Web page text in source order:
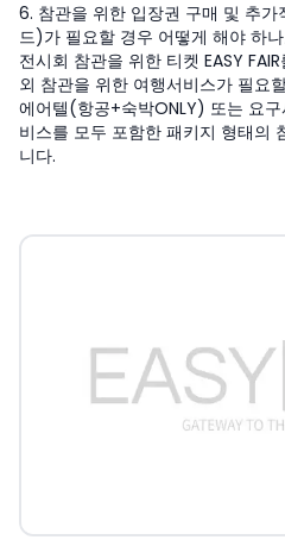
6. 참관을 위한 입장권 구매 및 추
드)가 필요할 경우 어떻게 해야 하
전시회 참관을 위한 티켓 EASY
외 참관을 위한 여행서비스가 필요
에어텔(항공+숙박ONLY) 또는 요
비스를 모두 포함한 패키지 형태의
니다.